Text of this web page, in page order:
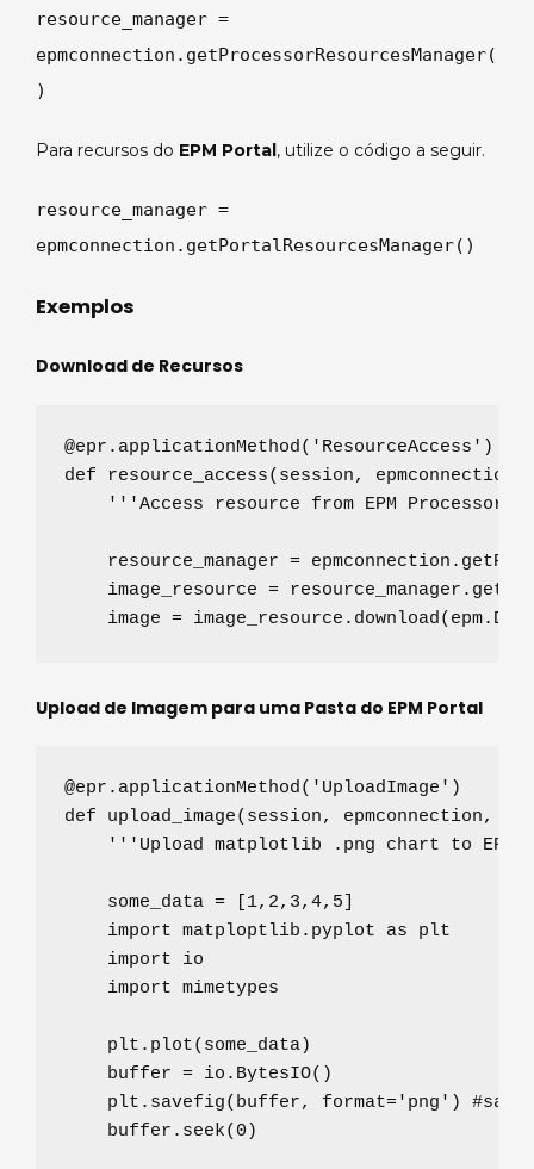
resource_manager =
epmconnection.getProcessorResourcesManager(
)
Para recursos do EPM Portal , utilize o código a seguir.
resource_manager =
epmconnection.getPortalResourcesManager()
Exemplos
Download de Recursos
@epr.applicationMethod( ' ResourceAccess '
def
resource_access( session, epmconnection
'''Access resource from EPM Processor
    resource_manager
=
    image_resource
=
    image
=
Upload de Imagem para uma Pasta do EPM Portal
@epr.applicationMethod( ' UploadImage '
def
upload_image( session, epmconnection,
''' Upload matplotlib .png chart to
    some_data
= 1, 2, 3, 4, 5
import matploptlib.pyplot as plt
import io
import mimetypes
    plt.plot(some_data)
    buffer
= io.BytesIO()
    plt.savefig(buffer,
format=' png ' )
    buffer.seek(
0 )